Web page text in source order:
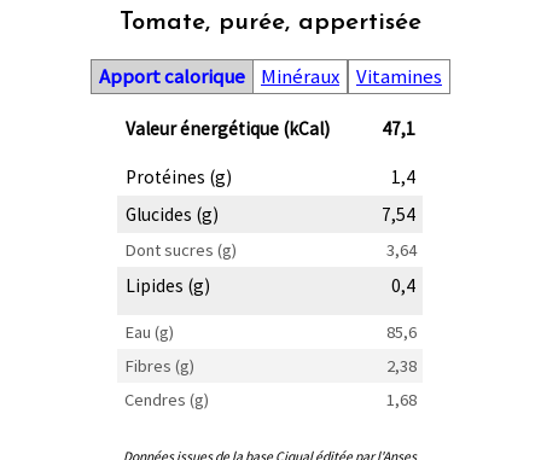
Tomate, purée, appertisée
Apport calorique Minéraux Vitamines
Valeur énergétique (kCal) 47,1
Protéines (g)
1,4
Glucides (g)
7,54
Dont sucres (g) 3,64
Lipides (g) 0,4
Eau (g)
85,6
Fibres (g)
2,38
Cendres (g)
1,68
Données issues de la base Ciqual éditée par l'Anses